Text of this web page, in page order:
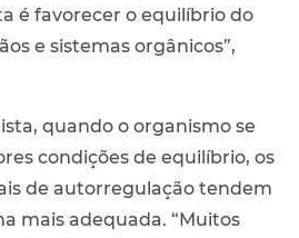
é favorecer o equilíbrio do
e sistemas orgânicos”,
quando o organismo se
condições de equilíbrio, os
de autorregulação tendem
mais adequada. “Muitos